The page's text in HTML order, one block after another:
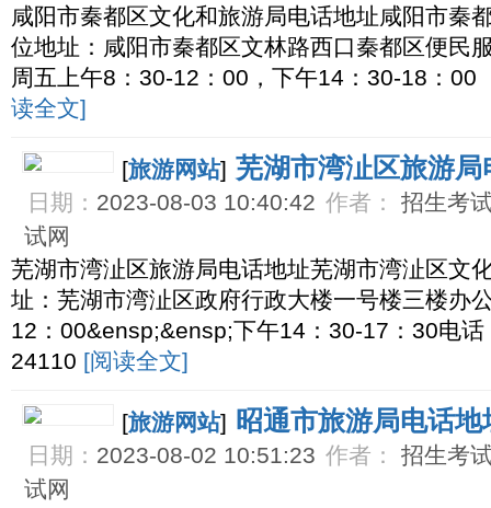
咸阳市秦都区文化和旅游局电话地址咸阳市秦
位地址：咸阳市秦都区文林路西口秦都区便民
周五上午8：30-12：00，下午14：30-18：00
读全文]
[旅游网站] 芜湖市湾沚区旅游局
日期： 2023-08-03 10:40:42 作者：
招生考
试网
芜湖市湾沚区旅游局电话地址芜湖市湾沚区文
址：芜湖市湾沚区政府行政大楼一号楼三楼办
12：00&ensp;&ensp;下午14：30-17：30电
24110 [阅读全文]
[旅游网站] 昭通市旅游局电话地
日期： 2023-08-02 10:51:23 作者：
招生考
试网